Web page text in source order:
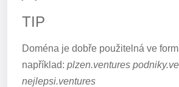
TIP
Doména je dobře použitelná ve
například: plzen.ventures
nejlepsi.ventures